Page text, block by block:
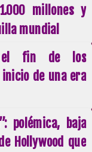
millones y
mundial
el fin de los
de una era
polémica, baja
Hollywood que